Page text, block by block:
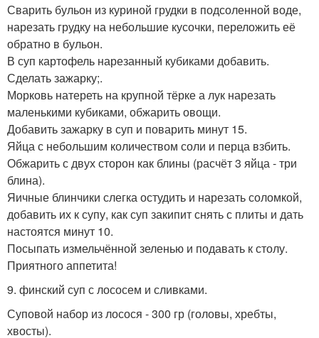
Сварить бульон из куриной грудки в подсоленной воде,
нарезать грудку на небольшие кусочки, переложить её
обратно в бульон.
В суп картофель нарезанный кубиками добавить.
Сделать зажарку;.
Морковь натереть на крупной тёрке а лук нарезать
маленькими кубиками, обжарить овощи.
Добавить зажарку в суп и поварить минут 15.
Яйца с небольшим количеством соли и перца взбить.
Обжарить с двух сторон как блины (расчёт 3 яйца - три
блина).
Яичные блинчики слегка остудить и нарезать соломкой,
добавить их к супу, как суп закипит снять с плиты и дать
настоятся минут 10.
Посыпать измельчённой зеленью и подавать к столу.
Приятного аппетита!
9. финский суп с лососем и сливками.
Суповой набор из лосося - 300 гр (головы, хребты,
хвосты).